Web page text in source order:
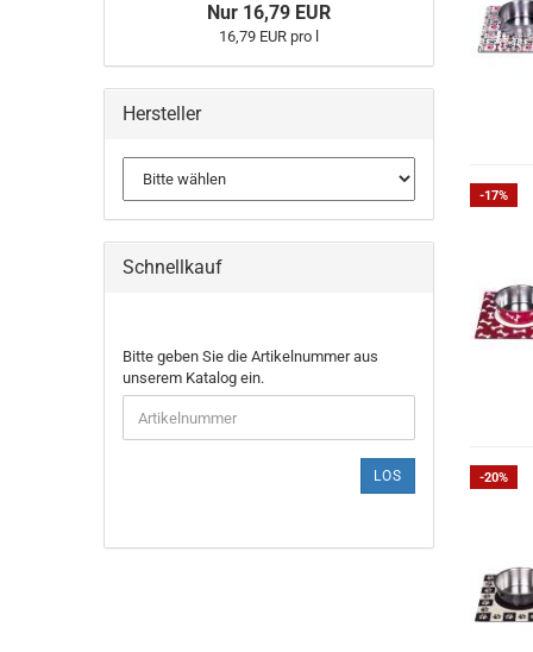
-17%
-20%
Nur 16,79 EUR
16,79 EUR pro l
Hersteller
Schnellkauf
BITTE
GEBEN
SIE
DIE
ARTIKELNUMMER
Bitte geben Sie die Artikelnummer aus
unserem Katalog ein.
LOS